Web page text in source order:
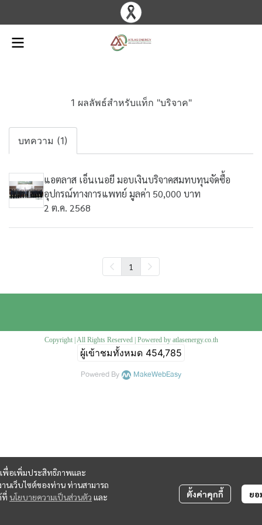
1 ผลลัพธ์สำหรับแท็ก "บริจาค"
บทความ (1)
แอตลาส เอ็นเนอยี มอบเงินบริจาคสมทบทุนจัดซื้อ
อุปกรณ์ทางการแพทย์ มูลค่า 50,000 บาท
2 ต.ค. 2568
1
พื่อเพิ่มประสิทธิภาพและ
นเว็บไซต์ของท่าน ท่านสามารถ
ที่ นโยบายความเป็นส่วนตัว และ ตั้งค่าคุกกี้ ยอ
Copyright | All Rights Reserved | Powered by atlasenergy.co.th
ผู้เข้าชมทั้งหมด 454,785
Powered By MakeWebEasy